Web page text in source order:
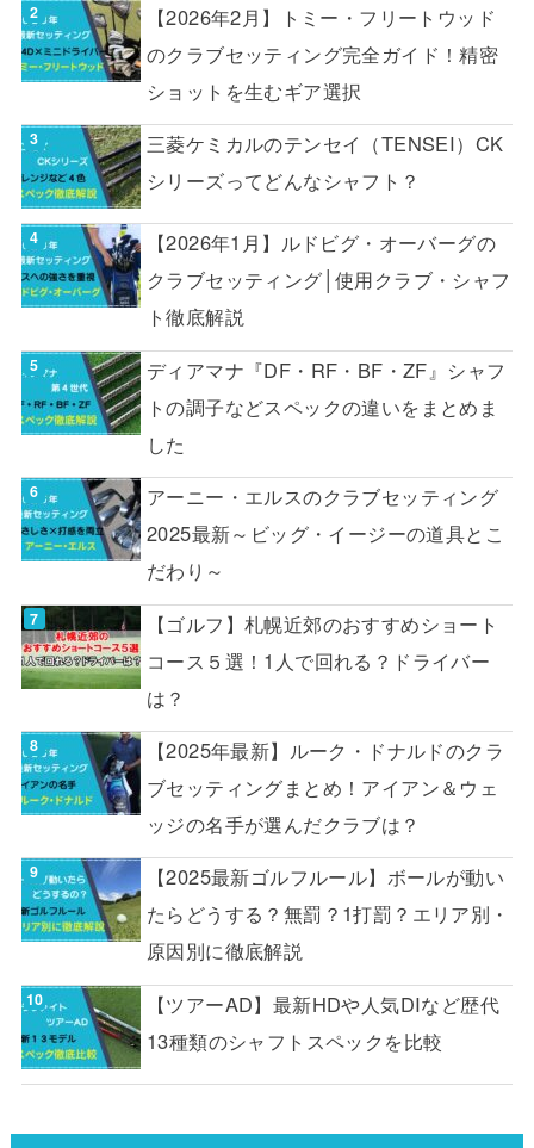
【2026年2月】トミー・フリートウッド
のクラブセッティング完全ガイド！精密
ショットを生むギア選択
三菱ケミカルのテンセイ（TENSEI）CK
シリーズってどんなシャフト？
【2026年1月】ルドビグ・オーバーグの
クラブセッティング│使用クラブ・シャフ
ト徹底解説
ディアマナ『DF・RF・BF・ZF』シャフ
トの調子などスペックの違いをまとめま
した
アーニー・エルスのクラブセッティング
2025最新～ビッグ・イージーの道具とこ
だわり～
【ゴルフ】札幌近郊のおすすめショート
コース５選！1人で回れる？ドライバー
は？
【2025年最新】ルーク・ドナルドのクラ
ブセッティングまとめ！アイアン＆ウェ
ッジの名手が選んだクラブは？
【2025最新ゴルフルール】ボールが動い
たらどうする？無罰？1打罰？エリア別・
原因別に徹底解説
【ツアーAD】最新HDや人気DIなど歴代
13種類のシャフトスペックを比較